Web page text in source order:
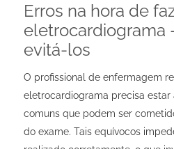
Erros na hora de
eletrocardiograma
evitá-los
O profissional de enfermagem
eletrocardiograma precisa estar
comuns que podem ser
do exame. Tais equívocos